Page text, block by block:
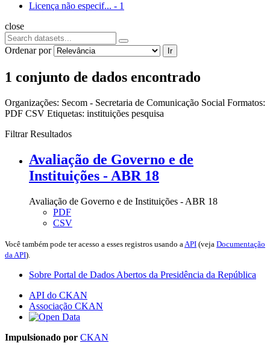
Licença não especif... - 1
close
Ordenar por Ir
1 conjunto de dados encontrado
Organizações: Secom - Secretaria de Comunicação Social Formatos:
PDF CSV Etiquetas: instituições pesquisa
Filtrar Resultados
Avaliação de Governo e de
Instituições - ABR 18
Avaliação de Governo e de Instituições - ABR 18
PDF
CSV
Você também pode ter acesso a esses registros usando a API (veja Documentação
da API).
Sobre Portal de Dados Abertos da Presidência da República
API do CKAN
Associação CKAN
Impulsionado por CKAN